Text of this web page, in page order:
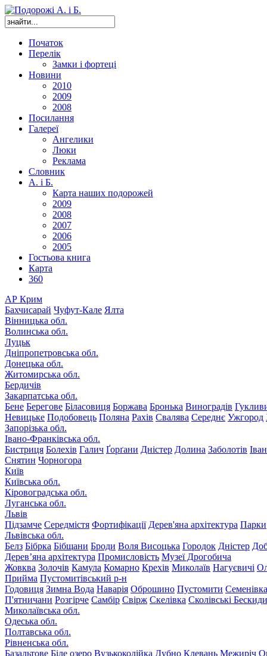
Початок
Перелік
Замки і фортеці
Новини
2010
2009
2008
Посилання
Галереї
Ангелики
Люки
Реклама
Словник
А. і Б.
Карта наших подорожей
2009
2008
2007
2006
2005
Гостьова книга
Карта
360
АР Крим
Бахчисарай Чуфут-Кале Ялта
Вінницька обл.
Волинська обл.
Луцьк
Дніпропетровська обл.
Донецька обл.
Житомирська обл.
Бердичів
Закарпатська обл.
Бене Берегове Біласовиця Боржава Бронька Виноградів
Невицьке Подобовець Поляна Рахів Свалява Середнє Ужгород
Запорізька обл.
Івано-Франківська обл.
Бистриця Болехів Галич Ґорґани Дністер Долина Заболотів
Снятин Чорногора
Київ
Київська обл.
Кіровоградська обл.
Луганська обл.
Львів
Підзамче Середмістя Фортифікації Дерев'яна архітектура Парки
Львівська обл.
Белз Бібрка Бібщани Броди Воля Висоцька Городок Дністер
Дерев’яна архітектура Промисловість Музеї Дрогобича
Жовква Золочів Камула Комарно Крехів Миколаїв Нагуєвичі
Прийма Пустомитівський р-н
Годовиця Зимна Вода Наварія Оброшино Пустомити Семенівка
П'ятничани Розгірче Самбір Свірж Скелівка Сколівські Бескиди
Миколаївська обл.
Одеська обл.
Полтавська обл.
Рівненська обл.
Базальтове Біле озеро Вузькоколійка Дубно Клевань Межиріч